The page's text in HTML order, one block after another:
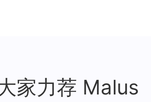
家力荐 Malus